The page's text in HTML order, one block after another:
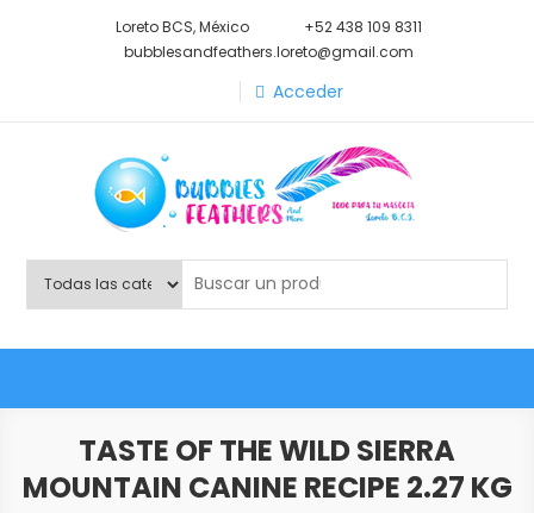
Loreto BCS, México
+52 438 109 8311
bubblesandfeathers.loreto@gmail.com
Acceder
Shop Bubbles Feathers And
More
TASTE OF THE WILD SIERRA
MOUNTAIN CANINE RECIPE 2.27 KG